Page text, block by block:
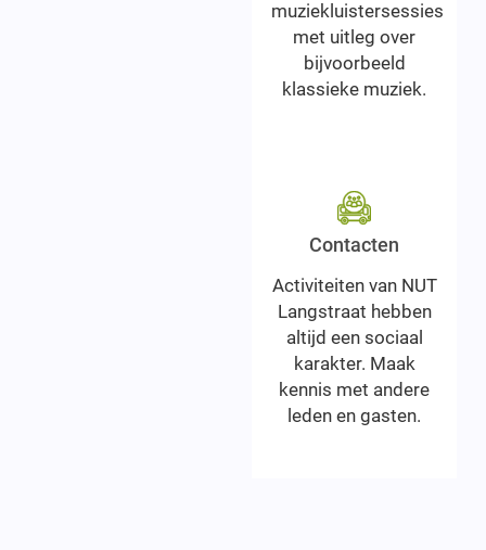
muziekluistersessies
met uitleg over
bijvoorbeeld
klassieke muziek.
Contacten
Activiteiten van NUT
Langstraat hebben
altijd een sociaal
karakter. Maak
kennis met andere
leden en gasten.